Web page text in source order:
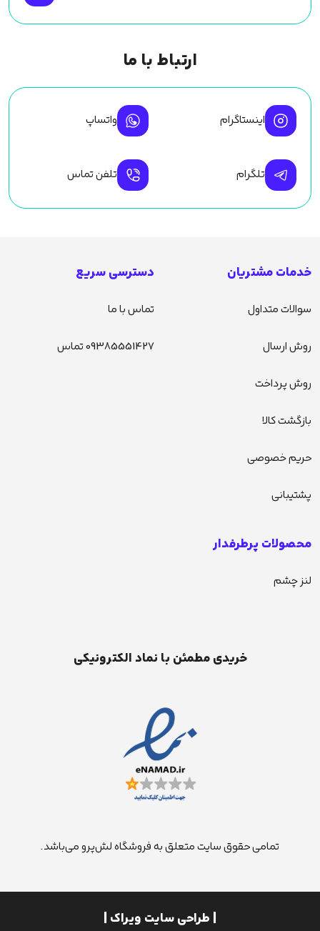
ارتباط با ما
اینستاگرام واتساپ
تلگرام تلفن تماس
خدمات مشتریان
سوالات متداول
روش ارسال
روش پرداخت
بازگشت کالا
حریم خصوصی
پشتیبانی
دسترسی سریع
تماس با ما
09385551427 تماس
محصولات پرطرفدار
لنز چشم
خریدی مطمئن با نماد الکترونیکی
تمامی حقوق سایت متعلق به فروشگاه لش‌پرو می‌باشد.
| طراحی سایت ویراک |